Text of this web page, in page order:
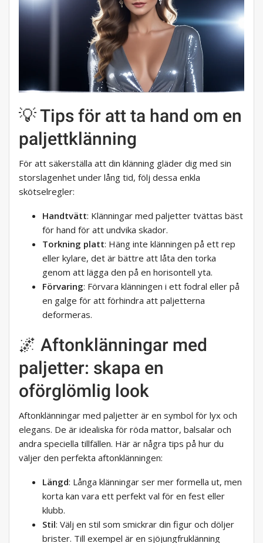
💡 Tips för att ta hand om en
paljettklänning
För att säkerställa att din klänning gläder dig med sin
storslagenhet under lång tid, följ dessa enkla
skötselregler:
Handtvätt: Klänningar med paljetter tvättas bäst
för hand för att undvika skador.
Torkning platt: Häng inte klänningen på ett rep
eller kylare, det är bättre att låta den torka
genom att lägga den på en horisontell yta.
Förvaring: Förvara klänningen i ett fodral eller på
en galge för att förhindra att paljetterna
deformeras.
🌌 Aftonklänningar med
paljetter: skapa en
oförglömlig look
Aftonklänningar med paljetter är en symbol för lyx och
elegans. De är idealiska för röda mattor, balsalar och
andra speciella tillfällen. Här är några tips på hur du
väljer den perfekta aftonklänningen:
Längd: Långa klänningar ser mer formella ut, men
korta kan vara ett perfekt val för en fest eller
klubb.
Stil: Välj en stil som smickrar din figur och döljer
brister. Till exempel är en sjöjungfruklänning